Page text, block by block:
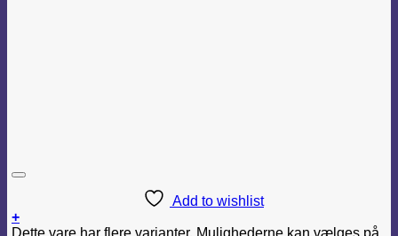
Add to wishlist
+